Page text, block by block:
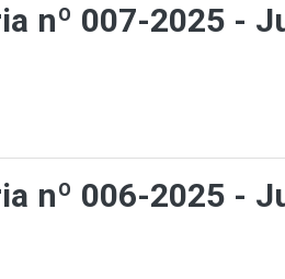
nº 007-2025 -
nº 006-2025 -